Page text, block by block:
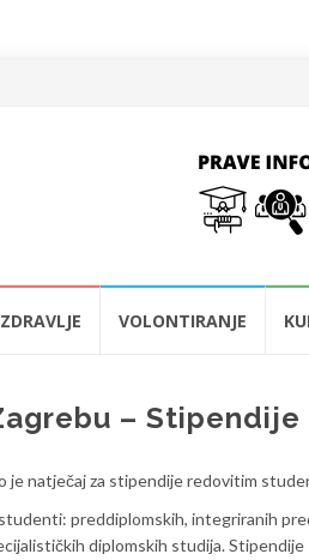
ZDRAVLJE VOLONTIRANJE
– Stipendije
je natječaj za stipendije redovitim
preddiplomskih, integriranih
diplomskih studija.